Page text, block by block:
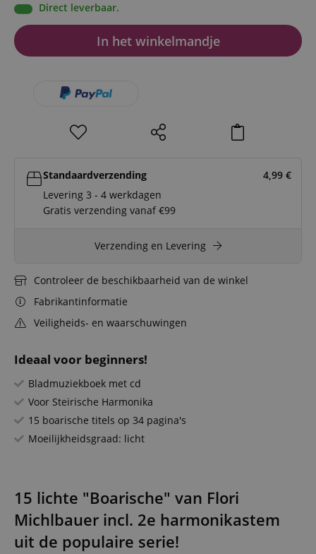
Ideaal voor beginners!
Bladmuziekboek met cd
Voor Steirische Harmonika
15 boarische titels op 34 pagina's
Moeilijkheidsgraad: licht
Direct leverbaar.
In het winkelmandje
Standaardverzending 4,99 €
Levering 3 - 4 werkdagen
Gratis verzending vanaf €99
Verzending en Levering
Controleer de beschikbaarheid van de winkel
Fabrikantinformatie
Veiligheids- en waarschuwingen
15 lichte "Boarische" van Flori
Michlbauer incl. 2e harmonikastem
uit de populaire serie!